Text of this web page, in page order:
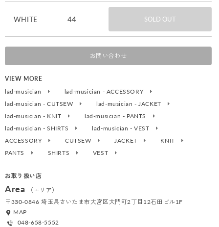
WHITE 44 SOLD OUT
お問い合わせ
VIEW MORE
lad-musician
lad-musician - ACCESSORY
lad-musician - CUTSEW
lad-musician - JACKET
lad-musician - KNIT
lad-musician - PANTS
lad-musician - SHIRTS
lad-musician - VEST
ACCESSORY
CUTSEW JACKET
KNIT
PANTS
SHIRTS VEST
お取り扱い店
Area
（エリア）
〒330-0846 埼玉県さいたま市大宮区大門町2丁目12石田ビル1F
MAP
048-658-5552